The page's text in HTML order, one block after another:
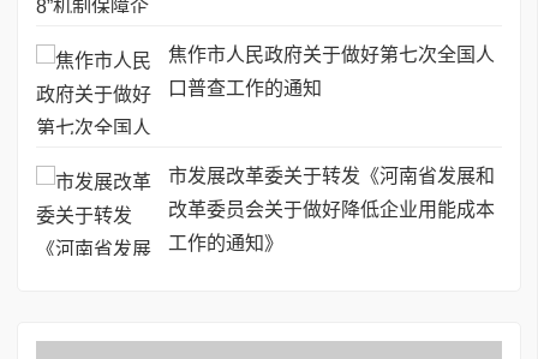
焦作市人民政府关于做好第七次全国人
口普查工作的通知
市发展改革委关于转发《河南省发展和
改革委员会关于做好降低企业用能成本
工作的通知》